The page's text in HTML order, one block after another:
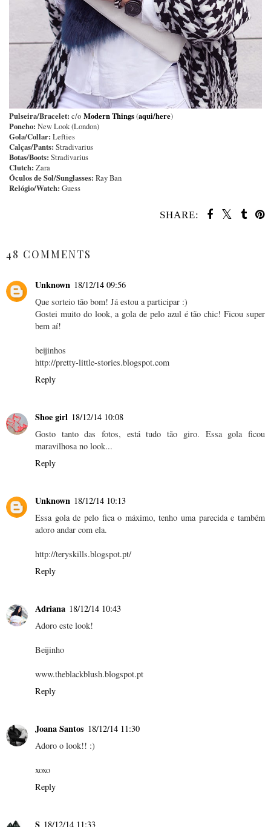
Pulseira/Bracelet: c/o Modern Things(aqui/here)
Poncho: New Look (London)
Gola/Collar: Lefties
Calças/Pants: Stradivarius
Botas/Boots: Stradivarius
Clutch: Zara
Óculos de Sol/Sunglasses: Ray Ban
Relógio/Watch: Guess
SHARE:
48 COMMENTS
Unknown 18/12/14 09:56
Que sorteio tão bom! Já estou a participar :)
Gostei muito do look, a gola de pelo azul é tão chic! Ficou super
bem aí!
beijinhos
http://pretty-little-stories.blogspot.com
Reply
Shoe girl 18/12/14 10:08
Gosto tanto das fotos, está tudo tão giro. Essa gola ficou
maravilhosa no look...
Reply
Unknown 18/12/14 10:13
Essa gola de pelo fica o máximo, tenho uma parecida e também
adoro andar com ela.
http://teryskills.blogspot.pt/
Reply
Adriana 18/12/14 10:43
Adoro este look!
Beijinho
www.theblackblush.blogspot.pt
Reply
Joana Santos 18/12/14 11:30
Adoro o look!! :)
xoxo
Reply
S 18/12/14 11:33